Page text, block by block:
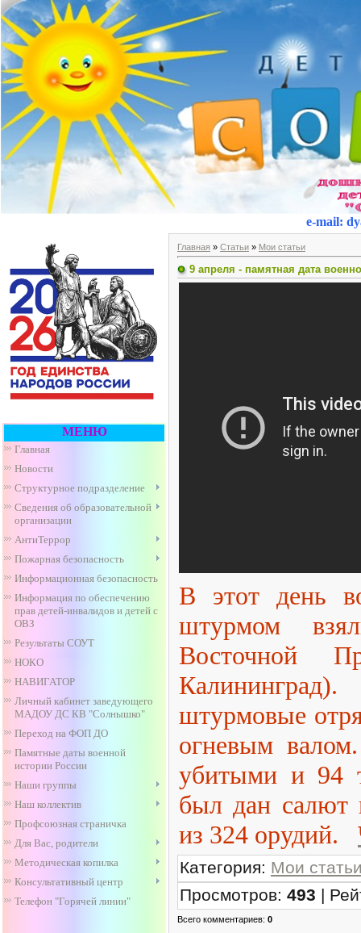
e-mail:
МЕНЮ
Главная
Новости
Структурное подразделение
Сведения об образовательной
организации
АнтиТеррор
Пожарная безопасность
Информационная безопасность
Информация по обеспечению
прав детей-инвалидов и детей с
ОВЗ
Результаты СОУТ
НОКО
НАВИГАТОР
Личный кабинет заведующего
МАДОУ ДС КВ "Солнышко"
Переход на ФОП ДО
Памятные даты военной
истории России
Наши группы
Наш коллектив
Профсоюзная страничка
Для Вас, родители
Методическая копилка
Консультативный центр
Телефон "Горячей линии"
Главная » Статьи » Мои статьи
9 апреля - памятная дата
В этот день
штурмом
Восточной
штурмовые
огневым
убитыми и 94
был дан салют
из 324 орудий.
Категория: Мои
Просмотров: 493 |
Всего комментариев: 0